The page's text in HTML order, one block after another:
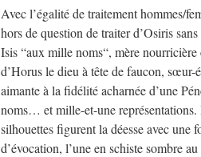
Avec l’égalité de traitement hommes/
hors de question de traiter d’Osiris
Isis “aux mille noms“, mère nourricière
d’Horus le dieu à tête de faucon, sœur-
aimante à la fidélité acharnée d’une
noms… et mille-et-une représentations.
silhouettes figurent la déesse avec une
d’évocation, l’une en schiste sombre